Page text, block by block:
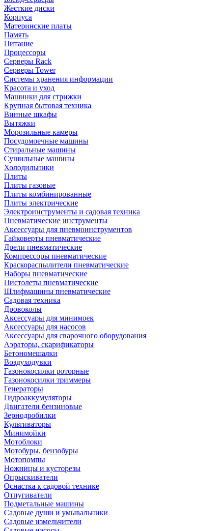
Жесткие диски
Корпуса
Материнские платы
Память
Питание
Процессоры
Серверы Rack
Серверы Tower
Системы хранения информации
Красота и уход
Машинки для стрижки
Крупная бытовая техника
Винные шкафы
Вытяжки
Морозильные камеры
Посудомоечные машины
Стиральные машины
Сушильные машины
Холодильники
Плиты
Плиты газовые
Плиты комбинированные
Плиты электрические
Электроинструменты и садовая техника
Пневматические инструменты
Аксессуары для пневмоинструментов
Гайковерты пневматические
Дрели пневматические
Компрессоры пневматические
Краскораспылители пневматические
Наборы пневматические
Пистолеты пневматические
Шлифмашины пневматические
Садовая техника
Дровоколы
Аксессуары для минимоек
Аксессуары для насосов
Аксессуары для сварочного оборудования
Аэраторы, скарификаторы
Бетономешалки
Воздуходувки
Газонокосилки роторные
Газонокосилки триммеры
Генераторы
Гидроаккумуляторы
Двигатели бензиновые
Зернодробилки
Культиваторы
Минимойки
Мотоблоки
Мотобуры, бензобуры
Мотопомпы
Ножницы и кусторезы
Опрыскиватели
Оснастка к садовой технике
Отпугиватели
Подметальные машины
Садовые души и умывальники
Садовые измельчители